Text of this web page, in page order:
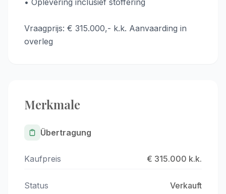
• Oplevering inclusief stoffering
Vraagprijs: € 315.000,- k.k. Aanvaarding in
overleg
Merkmale
Übertragung
Kaufpreis € 315.000 k.k.
Status Verkauft